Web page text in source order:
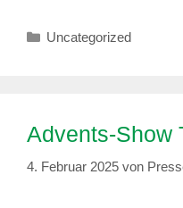
Kategorien
Uncategorized
Advents-Show
4. Februar 2025 von